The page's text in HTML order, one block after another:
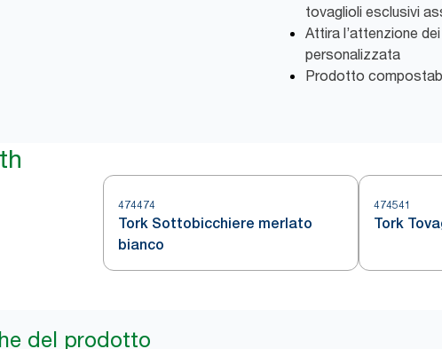
tovaglioli esclusivi
Attira l’attenzione
personalizzata
Prodotto
474474
Tork Sottobicchiere merlato
bianco
474541
Tork
del prodotto